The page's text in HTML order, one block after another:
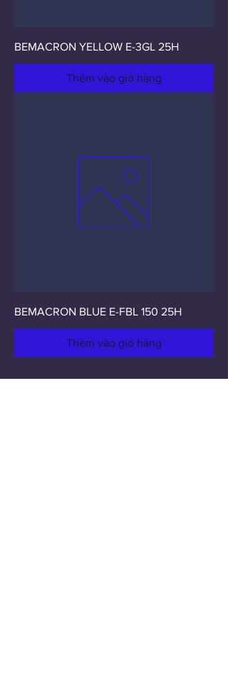
BEMACRON YELLOW E-3GL 25H
Thêm vào giỏ hàng
BEMACRON BLUE E-FBL 150 25H
Thêm vào giỏ hàng